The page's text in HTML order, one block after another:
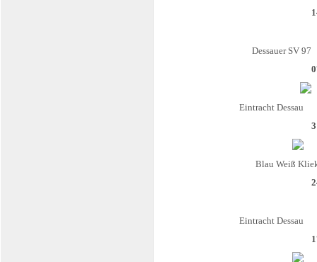
Dessauer SV 97
Eintracht Dessau
Blau Weiß
Eintracht Dessau